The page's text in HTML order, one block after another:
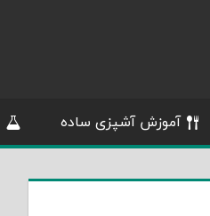
آموزش آشپزی ساده